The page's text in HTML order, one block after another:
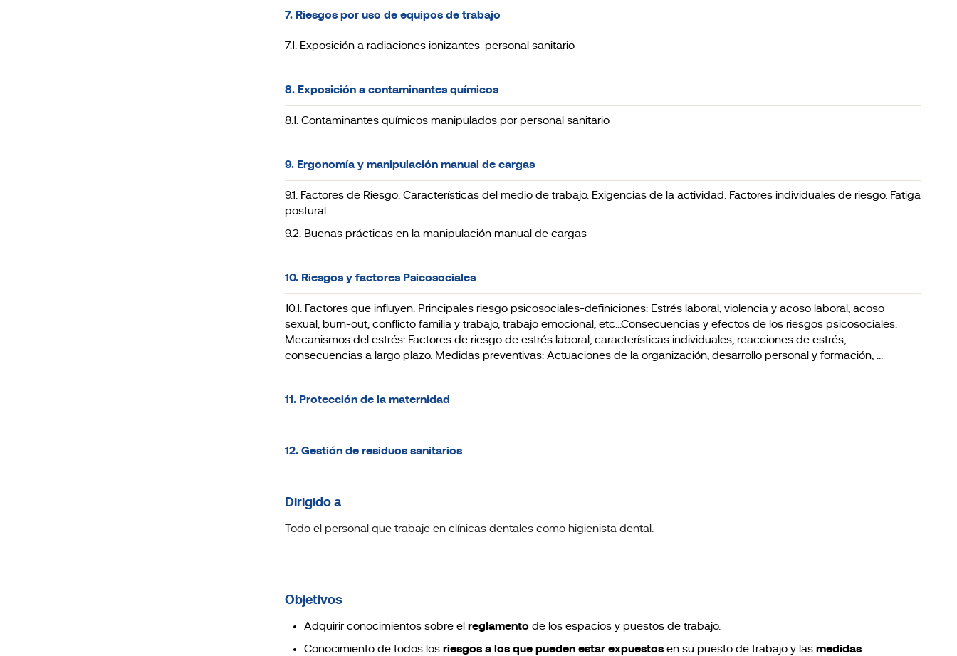
7. Riesgos por uso de equipos de trabajo
7.1. Exposición a radiaciones ionizantes-personal sanitario
8. Exposición a contaminantes químicos
8.1. Contaminantes químicos manipulados por personal sanitario
9. Ergonomía y manipulación manual de cargas
9.1. Factores de Riesgo: Características del medio de trabajo. Exigencias de la actividad. Factores individuales de riesgo. Fatiga
postural.
9.2. Buenas prácticas en la manipulación manual de cargas
10. Riesgos y factores Psicosociales
10.1. Factores que influyen. Principales riesgo psicosociales-definiciones: Estrés laboral, violencia y acoso laboral, acoso
sexual, burn-out, conflicto familia y trabajo, trabajo emocional, etc...Consecuencias y efectos de los riesgos psicosociales.
Mecanismos del estrés: Factores de riesgo de estrés laboral, características individuales, reacciones de estrés,
consecuencias a largo plazo. Medidas preventivas: Actuaciones de la organización, desarrollo personal y formación, ...
11. Protección de la maternidad
12. Gestión de residuos sanitarios
Dirigido a
Todo el personal que trabaje en clínicas dentales como higienista dental.
Objetivos
Adquirir conocimientos sobre el reglamento de los espacios y puestos de trabajo.
Conocimiento de todos los riesgos a los que pueden estar expuestos en su puesto de trabajo y las medidas